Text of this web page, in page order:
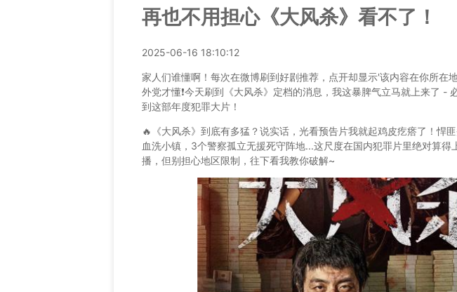
再也不用担心《大风杀》看不了！
2025-06-16 18:10:12
家人们谁懂啊！每次在微博刷到好剧推荐，点开却显示'该内容在你所在
外党才懂❗️今天刷到《大风杀》定档的消息，我这暴脾气立马就上来了 -
到这部年度犯罪大片！
🔥《大风杀》到底有多猛？说实话，光看预告片我就起鸡皮疙瘩了！悍
血洗小镇，3个警察孤立无援死守阵地...这尺度在国内犯罪片里绝对算得
播，但别担心地区限制，往下看我教你破解~